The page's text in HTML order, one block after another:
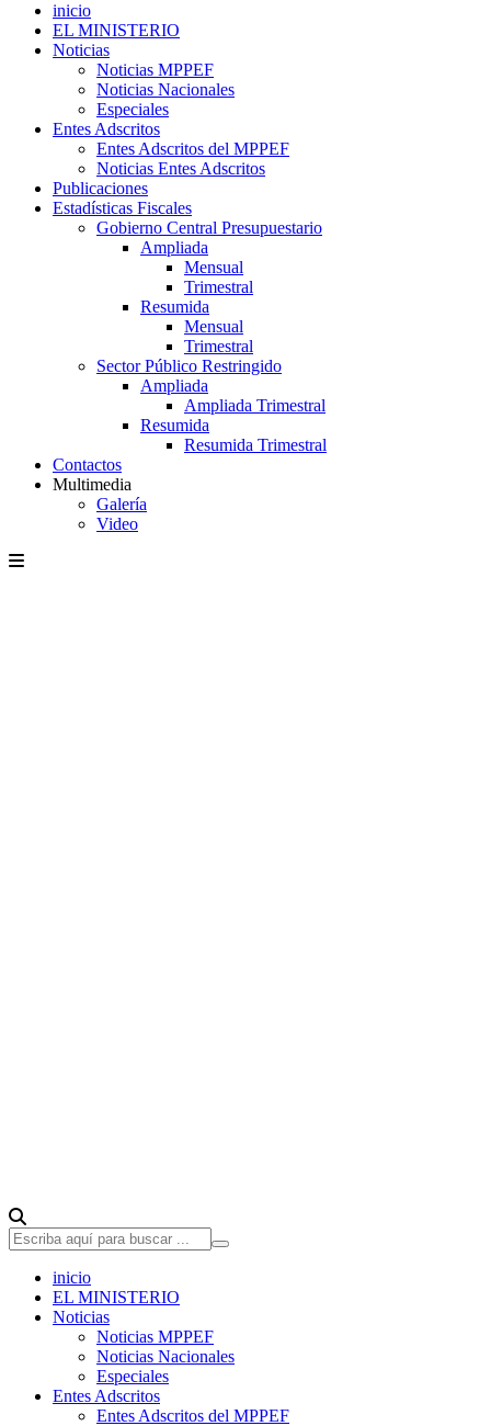
inicio
EL MINISTERIO
Noticias
Noticias MPPEF
Noticias Nacionales
Especiales
Entes Adscritos
Entes Adscritos del MPPEF
Noticias Entes Adscritos
Publicaciones
Estadísticas Fiscales
Gobierno Central Presupuestario
Ampliada
Mensual
Trimestral
Resumida
Mensual
Trimestral
Sector Público Restringido
Ampliada
Ampliada Trimestral
Resumida
Resumida Trimestral
Contactos
Multimedia
Galería
Video
inicio
EL MINISTERIO
Noticias
Noticias MPPEF
Noticias Nacionales
Especiales
Entes Adscritos
Entes Adscritos del MPPEF